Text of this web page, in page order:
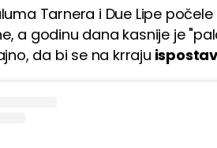
Tarnera i Due Lipe
a godinu dana kasnije je
da bi se na krraju